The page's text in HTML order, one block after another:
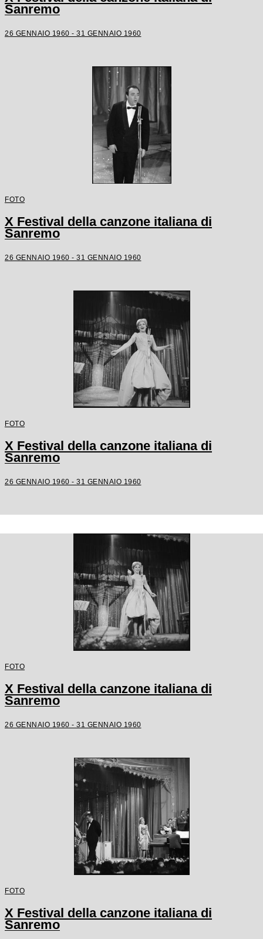
Sanremo
26 GENNAIO 1960 - 31 GENNAIO 1960
FOTO
X Festival della canzone italiana di
Sanremo
26 GENNAIO 1960 - 31 GENNAIO 1960
FOTO
X Festival della canzone italiana di
Sanremo
26 GENNAIO 1960 - 31 GENNAIO 1960
FOTO
X Festival della canzone italiana di
Sanremo
26 GENNAIO 1960 - 31 GENNAIO 1960
FOTO
X Festival della canzone italiana di
Sanremo